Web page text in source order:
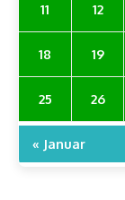
11 12
18 19
25 26
« Januar